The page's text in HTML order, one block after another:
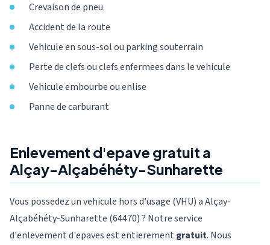
Crevaison de pneu
Accident de la route
Vehicule en sous-sol ou parking souterrain
Perte de clefs ou clefs enfermees dans le vehicule
Vehicule embourbe ou enlise
Panne de carburant
Enlevement d'epave gratuit a
Alçay-Alçabéhéty-Sunharette
Vous possedez un vehicule hors d'usage (VHU) a Alçay-
Alçabéhéty-Sunharette (64470) ? Notre service
d'enlevement d'epaves est entierement gratuit. Nous